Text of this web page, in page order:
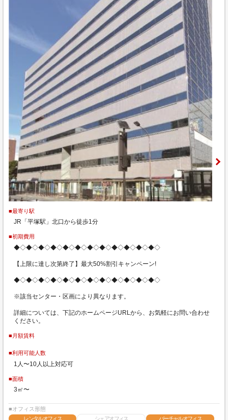
■最寄り駅
JR「平塚駅」北口から徒歩1分
■初期費用
◆◇◆◇◆◇◆◇◆◇◆◇◆◇◆◇◆◇◆◇◆◇◆◇
【上限に達し次第終了】最大50%割引キャンペーン!
◆◇◆◇◆◇◆◇◆◇◆◇◆◇◆◇◆◇◆◇◆◇◆◇
※該当センター・区画により異なります。
詳細については、下記のホームページURLから、お気軽にお問い合わせ
ください。
■月額賃料
■利用可能人数
1人〜10人以上対応可
■面積
3㎡〜
■オフィス形態
レンタルオフィス
シェアオフィス バーチャルオフィス